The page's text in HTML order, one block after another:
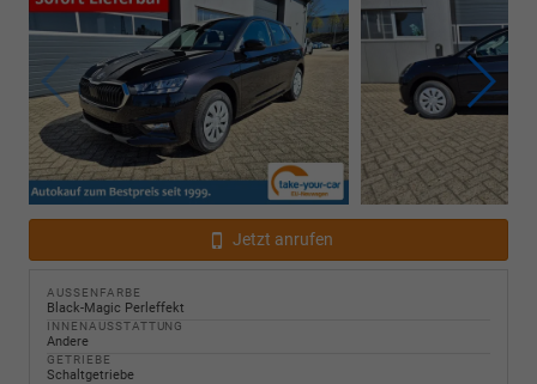
Jetzt anrufen
AUSSENFARBE
Black-Magic Perleffekt
INNENAUSSTATTUNG
Andere
GETRIEBE
Schaltgetriebe